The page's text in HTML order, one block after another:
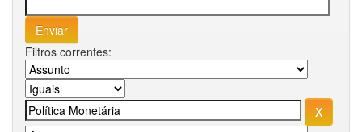
Filtros correntes: